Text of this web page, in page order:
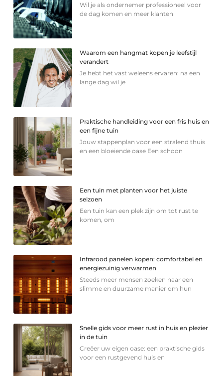
Wil je als ondernemer professioneel voor
de dag komen en meer klanten
Waarom een hangmat kopen je leefstijl
verandert
Je hebt het vast weleens ervaren: na een
lange dag wil je
Praktische handleiding voor een fris huis en
een fijne tuin
Jouw stappenplan voor een stralend thuis
en een bloeiende oase Een schoon
Een tuin met planten voor het juiste
seizoen
Een tuin kan een plek zijn om tot rust te
komen, om
Infrarood panelen kopen: comfortabel en
energiezuinig verwarmen
Steeds meer mensen zoeken naar een
slimme en duurzame manier om hun
Snelle gids voor meer rust in huis en plezier
in de tuin
Creëer uw eigen oase: een praktische gids
voor een rustgevend huis en